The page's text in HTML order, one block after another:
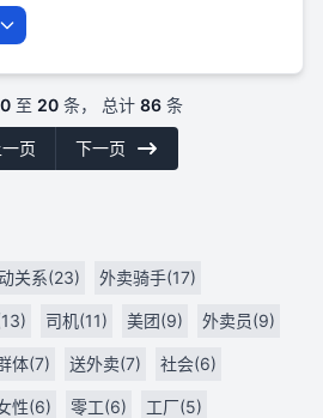
0至 20条， 总计 86条
一页 下一页
关系(23) 外卖骑手(17)
司机(11) 美团(9) 外卖员(9)
体(7) 送外卖(7) 社会(6)
性(6) 零工(6) 工厂(5)